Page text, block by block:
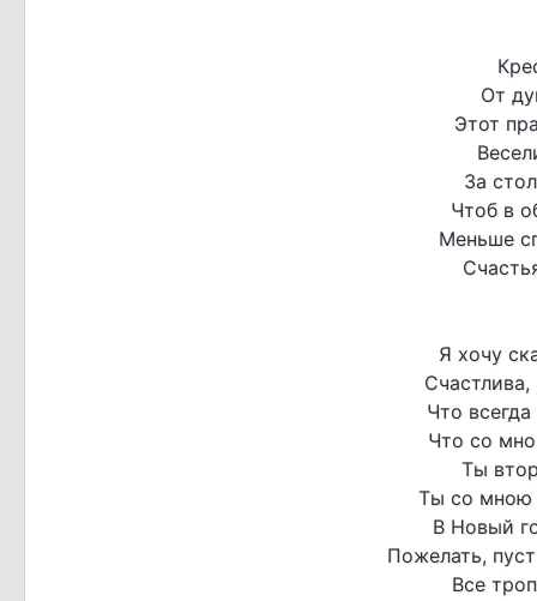
От
Этот
За
Чтоб в
Меньше
Я хочу
Что
Что со
Ты
Ты со мною
В Новый
Пожелать,
Все